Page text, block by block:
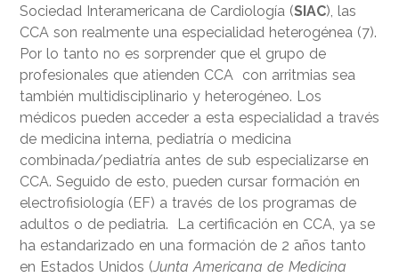
Sociedad Interamericana de Cardiología (SIAC), las
CCA son realmente una especialidad heterogénea (7).
Por lo tanto no es sorprender que el grupo de
profesionales que atienden CCA con arritmias sea
también multidisciplinario y heterogéneo. Los
médicos pueden acceder a esta especialidad a través
de medicina interna, pediatría o medicina
combinada/pediatría antes de sub especializarse en
CCA. Seguido de esto, pueden cursar formación en
electrofisiología (EF) a través de los programas de
adultos o de pediatria. La certificación en CCA, ya se
ha estandarizado en una formación de 2 años tanto
en Estados Unidos (Junta Americana de Medicina